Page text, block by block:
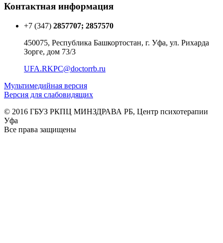
Контактная информация
+7 (347) 2857707; 2857570
450075, Республика Башкортостан, г. Уфа, ул. Рихарда
Зорге, дом 73/3
UFA.RKPC@doctorrb.ru
Мультимедийная версия
Версия для слабовидящих
© 2016 ГБУЗ РКПЦ МИНЗДРАВА РБ, Центр психотерапии
Уфа
Все права защищены